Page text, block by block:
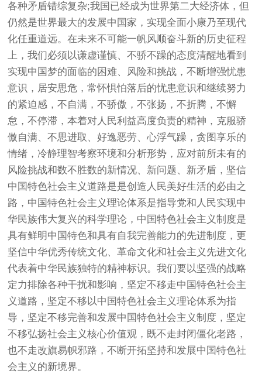
各种矛盾错综复杂;我国已经成为世界第二大经济体，但
仍然是世界最大的发展中国家，实现全面小康乃至现代
化任重道远。在未来不可能一帆风顺奋斗新的历史征程
上，我们必须以谦虚谨慎、不骄不躁的态度清醒地看到
实现中国梦的面临的困难、风险和挑战，不断增强忧患
意识，居安思危，常怀惧怕落后的忧患意识和继续努力
的紧迫感，不自满，不骄傲，不张扬，不折腾，不懈
怠，不停滞，本着对人民利益高度负责的精神，克服骄
傲自满、不思进取、好逸恶劳、心浮气躁，贪图享乐的
情绪，冷静理智考察环境和分析形势，应对前所未有的
风险挑战和数不胜数的新情况、新问题、新矛盾，坚信
中国特色社会主义道路是是创造人民美好生活的必由之
路，中国特色社会主义理论体系是指导党和人民实现中
华民族伟大复兴的科学理论，中国特色社会主义制度是
具有鲜明中国特色和具有自我完善能力的先进制度，更
坚信中华优秀传统文化、革命文化和社会主义先进文化
代表着中华民族独特的精神标识。我们要以坚强的战略
定力排除各种干扰和影响，坚定不移走中国特色社会主
义道路，坚定不移以中国特色社会主义理论体系为指
导，坚定不移完善和发展中国特色社会主义制度，坚定
不移弘扬社会主义核心价值观，既不走封闭僵化老路，
也不走改旗易帜邪路，不断开拓坚持和发展中国特色社
会主义的新境界。